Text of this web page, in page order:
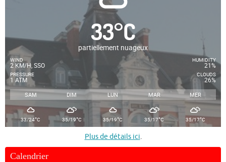
33°C
partiellement nuageux
WIND
2 KM/H, SSO
PRESSURE
1 ATM
HUMIDITY
21%
CLOUDS
26%
SAM DIM LUN MAR MER
33/24°C 35/19°C 35/19°C 35/17°C 35/17°C
Plus de détails ici.
Calendrier